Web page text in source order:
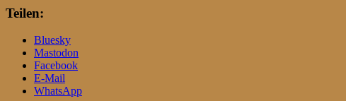
Teilen:
Bluesky
Mastodon
Facebook
E-Mail
WhatsApp